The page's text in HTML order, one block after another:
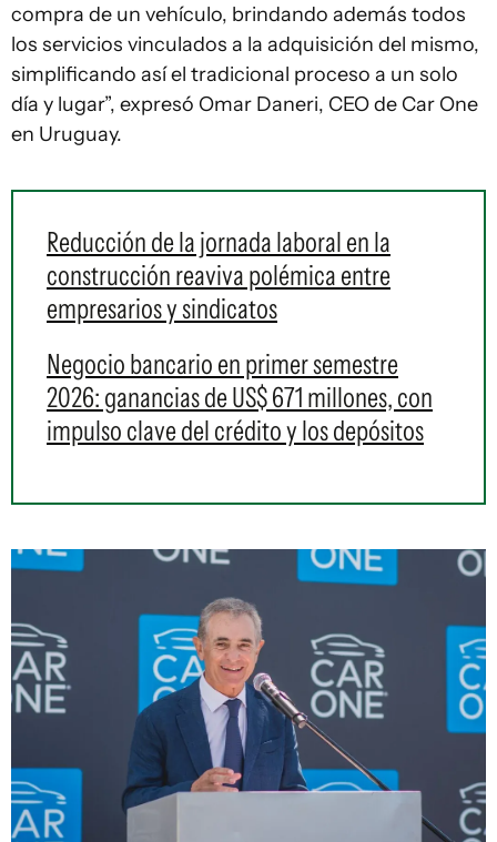
compra de un vehículo, brindando además todos
los servicios vinculados a la adquisición del mismo,
simplificando así el tradicional proceso a un solo
día y lugar”, expresó Omar Daneri, CEO de Car One
en Uruguay.
Reducción de la jornada laboral en la
construcción reaviva polémica entre
empresarios y sindicatos
Negocio bancario en primer semestre
2026: ganancias de US$ 671 millones, con
impulso clave del crédito y los depósitos